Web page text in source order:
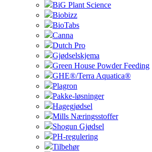
BiG Plant Science
Biobizz
BioTabs
Canna
Dutch Pro
Gjødselskjema
Green House Powder Feeding
GHE®/Terra Aquatica®
Plagron
Pakke-løsninger
Hagegjødsel
Mills Næringsstoffer
Shogun Gjødsel
PH-regulering
Tilbehør